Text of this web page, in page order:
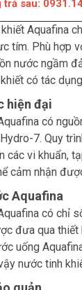
sau:
Aquafina
tím. Phù hợp
nước ngầm
có tác
hiện đại
có
7. Quy
các vi khuẩn,
cảm nhận
Aquafina
có chỉ
đưa qua
uống
nước tinh